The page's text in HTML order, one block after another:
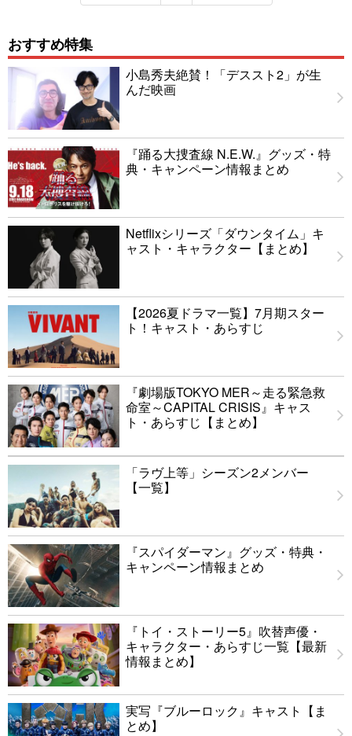
おすすめ特集
小島秀夫絶賛！「デススト2」が生
んだ映画
『踊る大捜査線 N.E.W.』グッズ・特
典・キャンペーン情報まとめ
Netflixシリーズ「ダウンタイム」キ
ャスト・キャラクター【まとめ】
【2026夏ドラマ一覧】7月期スター
ト！キャスト・あらすじ
『劇場版TOKYO MER～走る緊急救
命室～CAPITAL CRISIS』キャス
ト・あらすじ【まとめ】
「ラヴ上等」シーズン2メンバー
【一覧】
『スパイダーマン』グッズ・特典・
キャンペーン情報まとめ
『トイ・ストーリー5』吹替声優・
キャラクター・あらすじ一覧【最新
情報まとめ】
実写『ブルーロック』キャスト【ま
とめ】